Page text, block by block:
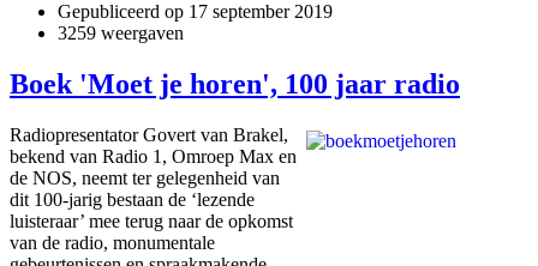
Gepubliceerd op 17 september 2019
3259 weergaven
Boek 'Moet je horen', 100 jaar radio
Radiopresentator Govert van Brakel,
bekend van Radio 1, Omroep Max en
de NOS, neemt ter gelegenheid van
dit 100-jarig bestaan de ‘lezende
luisteraar’ mee terug naar de opkomst
van de radio, monumentale